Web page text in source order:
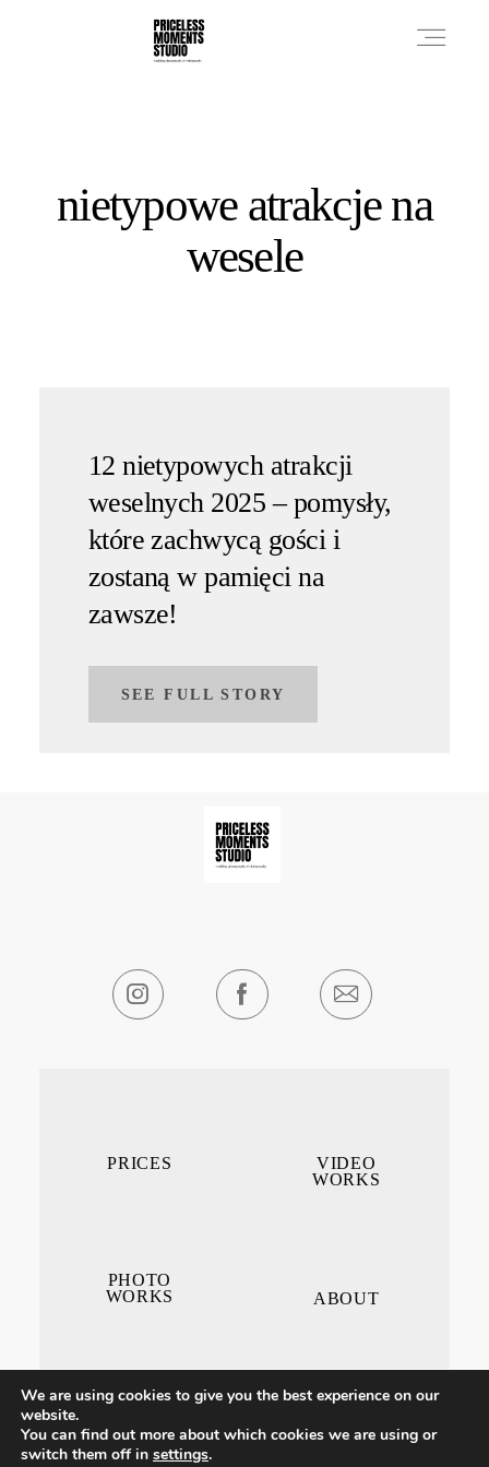
nietypowe atrakcje na
wesele
12 nietypowych atrakcji
weselnych 2025 – pomysły,
które zachwycą gości i
zostaną w pamięci na
zawsze!
SEE FULL STORY
VIDEO
WORKS
ABOUT
PRICES
PHOTO
WORKS
CONTACT ME
We are using cookies to give you the best experience on our
website.
You can find out more about which cookies we are using or
switch them off in settings.
PHOTO WORKS